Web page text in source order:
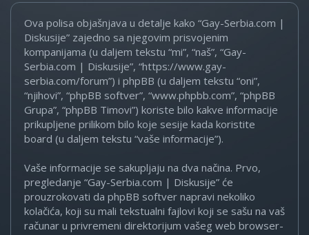
Ova polisa objašnjava u detalje kako “Gay-Serbia.com |
Diskusije” zajedno sa njegovim prisvojenim
kompanijama (u daljem tekstu “mi”, “naš”, “Gay-
Serbia.com | Diskusije”, “https://www.gay-
serbia.com/forum”) i phpBB (u daljem tekstu “oni”,
“njihovi”, “phpBB softver”, “www.phpbb.com”, “phpBB
Grupa”, “phpBB Timovi”) koriste bilo kakve informacije
prikupljene prilikom bilo koje sesije kada koristite
board (u daljem tekstu “vaše informacije”).
Vaše informacije se sakupljaju na dva načina. Prvo,
pregledanje “Gay-Serbia.com | Diskusije” će
prouzrokovati da phpBB softver napravi nekoliko
kolačića, koji su mali tekstualni fajlovi koji se sašu na vaš
računar u privremeni direktorijum vašeg web browser-